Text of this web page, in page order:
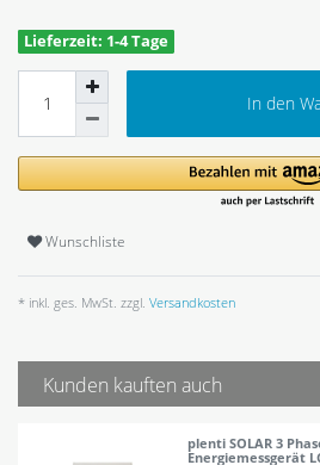
Lieferzeit: 1-4 Tage
In den
Wunschliste
* inkl. ges. MwSt. zzgl. Versandkosten
Kunden kauften auch
plenti SOLAR 3
Energiemessgerät